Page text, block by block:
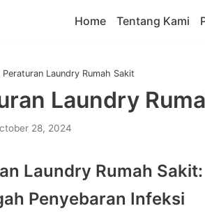
Home Tentang Kami
Peraturan Laundry Rumah Sakit
Laundry
28, 2024
Laundry Rumah
Penyebaran Infeksi